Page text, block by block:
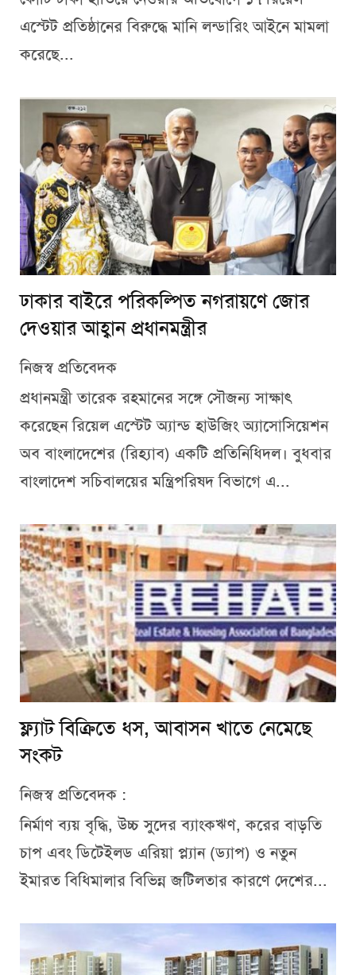
এস্টেট প্রতিষ্ঠানের বিরুদ্ধে মানি লন্ডারিং আইনে মামলা
করেছে...
ঢাকার বাইরে পরিকল্পিত নগরায়ণে জোর
দেওয়ার আহ্বান প্রধানমন্ত্রীর
নিজস্ব প্রতিবেদক
প্রধানমন্ত্রী তারেক রহমানের সঙ্গে সৌজন্য সাক্ষাৎ
করেছেন রিয়েল এস্টেট অ্যান্ড হাউজিং অ্যাসোসিয়েশন
অব বাংলাদেশের (রিহ্যাব) একটি প্রতিনিধিদল। বুধবার
বাংলাদেশ সচিবালয়ের মন্ত্রিপরিষদ বিভাগে এ...
ফ্ল্যাট বিক্রিতে ধস, আবাসন খাতে নেমেছে
সংকট
নিজস্ব প্রতিবেদক :
নির্মাণ ব্যয় বৃদ্ধি, উচ্চ সুদের ব্যাংকঋণ, করের বাড়তি
চাপ এবং ডিটেইলড এরিয়া প্ল্যান (ড্যাপ) ও নতুন
ইমারত বিধিমালার বিভিন্ন জটিলতার কারণে দেশের...